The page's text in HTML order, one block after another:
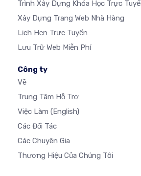
Trình Xây Dựng Khóa Học Trực
Xây Dựng Trang Web Nhà Hàng
Lịch Hẹn Trực Tuyến
Lưu Trữ Web Miễn Phí
Công ty
Về
Trung Tâm Hỗ Trợ
Việc Làm (English)
Các Đối Tác
Các Chuyên Gia
Thương Hiệu Của Chúng Tôi